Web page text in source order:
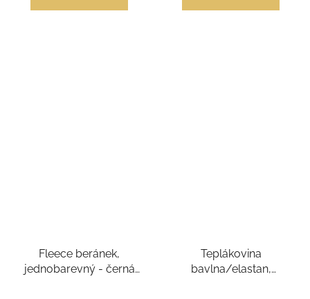
Fleece beránek,
jednobarevný - černá
Teplákovina
bavlna/elastan,